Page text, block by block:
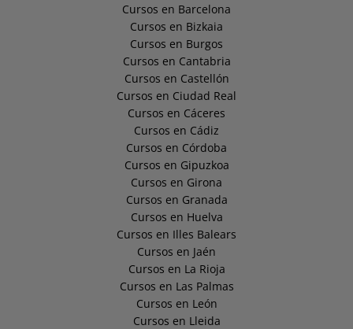
Cursos en Barcelona
Cursos en Bizkaia
Cursos en Burgos
Cursos en Cantabria
Cursos en Castellón
Cursos en Ciudad Real
Cursos en Cáceres
Cursos en Cádiz
Cursos en Córdoba
Cursos en Gipuzkoa
Cursos en Girona
Cursos en Granada
Cursos en Huelva
Cursos en Illes Balears
Cursos en Jaén
Cursos en La Rioja
Cursos en Las Palmas
Cursos en León
Cursos en Lleida